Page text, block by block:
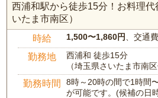
西浦和駅から徒歩15分！お料理代
いたま市南区）
時給 1,500〜1,860円 、交通
勤務地
西浦和 徒歩15分
（埼玉県さいたま市南区
勤務時間
8時～20時の間で1時間
が可能です。(候補の日